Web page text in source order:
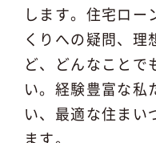
します。住宅ロー
くりへの疑問、理
ど、どんなことで
い。経験豊富な私
い、最適な住まい
ます。